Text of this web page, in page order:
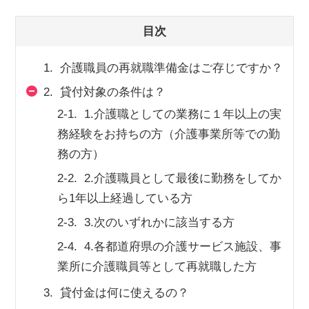
利用者の声
WEB勤怠
支店連絡先一覧
会社概要 個人情報保護方針 利用規約
採用担当者様へ サイトマップ
目次
1. 介護職員の再就職準備金はご存じですか？
2. 貸付対象の条件は？
2-1.
1.介護職としての業務に１年以上の実
務経験をお持ちの方（介護事業所等での勤
務の方）
2-2. 2.介護職員として最後に勤務をしてか
ら1年以上経過している方
2-3. 3.次のいずれかに該当する方
2-4. 4.各都道府県の介護サービス施設、事
業所に介護職員等として再就職した方
3. 貸付金は何に使えるの？